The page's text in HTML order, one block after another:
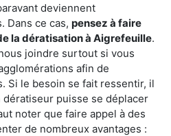
deviennent
Dans ce cas, pensez à faire
la dératisation à Aigrefeuille.
joindre surtout si vous
afin de
Si le besoin se fait ressentir, il
dératiseur puisse se déplacer
noter que faire appel à des
de nombreux avantages :